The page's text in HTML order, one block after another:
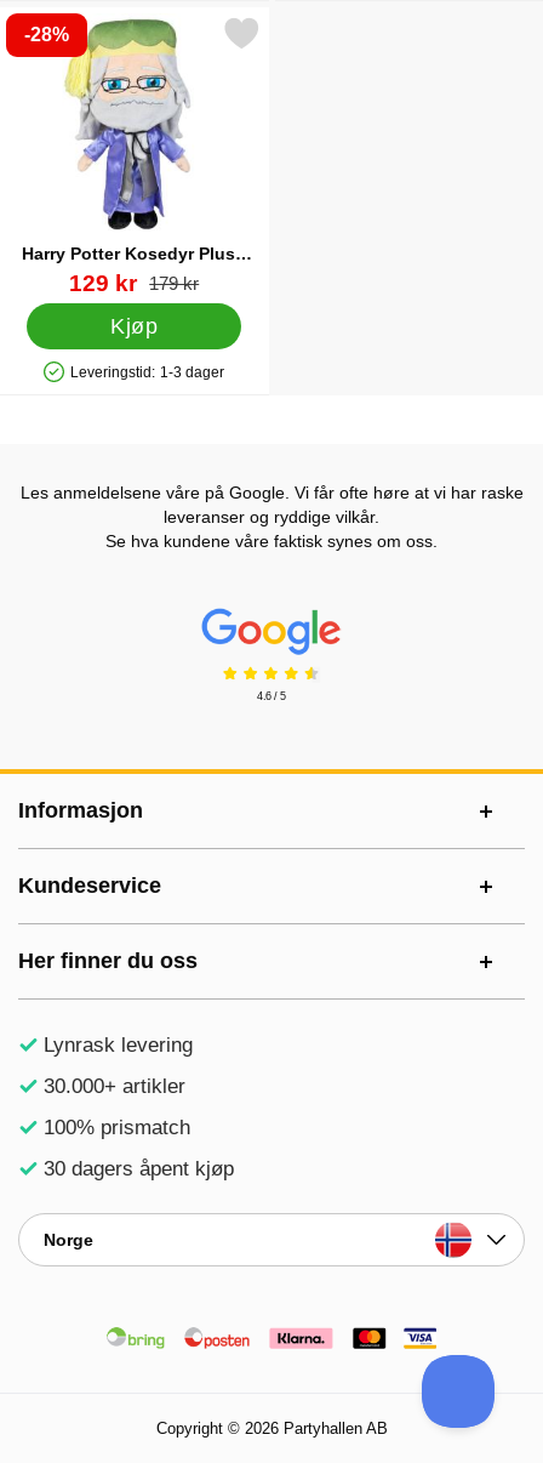
-28%
Harry Potter Kosedyr Plush
Dumbledore
Varenummer 40204
ny pris
129 kr gammel pris
179 kr
Kjøp
Produkttilgjengelighet: På lager
Leveringstid: 1-3 dager
harry Potter Kosedyr Plush Dumbledore som favoritt
Les anmeldelsene våre på Google. Vi får ofte høre at vi har raske
leveranser og ryddige vilkår.
Se hva kundene våre faktisk synes om oss.
Prisjakt Vurdering: 4.6 Stjerne
4.6 / 5
Informasjon
Kundeservice
Her finner du oss
Lynrask levering
30.000+ artikler
100% prismatch
30 dagers åpent kjøp
Norge
Copyright © 2026 Partyhallen AB